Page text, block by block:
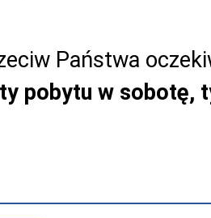
Państwa
pobytu w sobotę,